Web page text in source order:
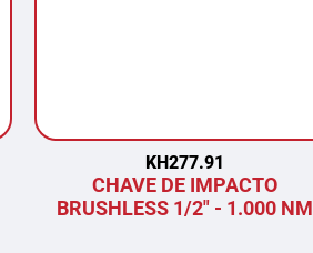
KH277.91
CHAVE DE IMPACTO
BRUSHLESS 1/2" - 1.000 NM